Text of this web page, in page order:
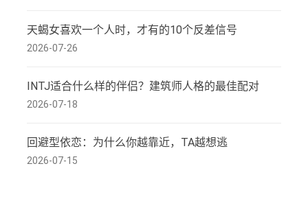
天蝎女喜欢一个人时，才有的10个反差信号
2026-07-26
INTJ适合什么样的伴侣？建筑师人格的最佳配对
2026-07-18
回避型依恋：为什么你越靠近，TA越想逃
2026-07-15